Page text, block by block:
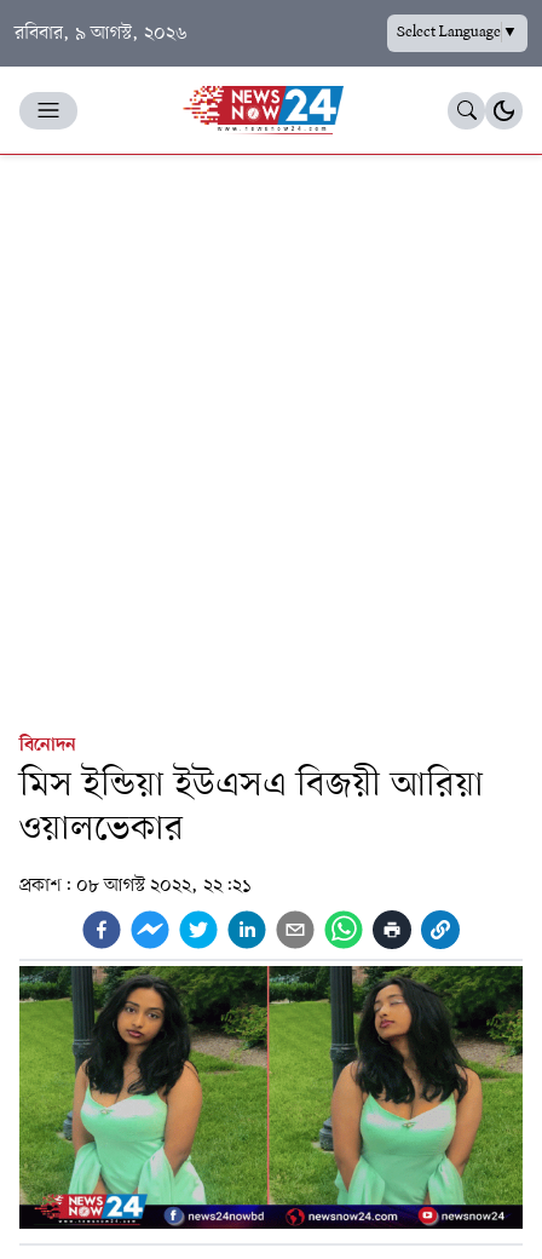
রবিবার, ৯ আগস্ট, ২০২৬ Select Language▼
বিনোদন
মিস ইন্ডিয়া ইউএসএ বিজয়ী আরিয়া
ওয়ালভেকার
প্রকাশ: ০৮ আগস্ট ২০২২, ২২:২১